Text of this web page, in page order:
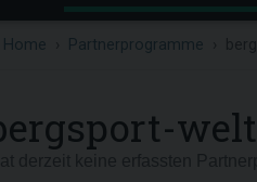
Home Partnerprogramme